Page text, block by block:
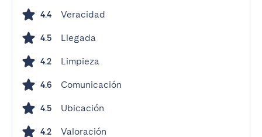
4.4 Veracidad
4.5 Llegada
4.2 Limpieza
4.6 Comunicación
4.5 Ubicación
4.2 Valoración